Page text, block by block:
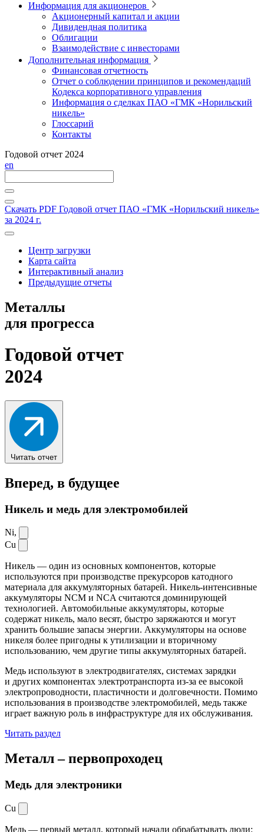
Информация для акционеров
Акционерный капитал и акции
Дивидендная политика
Облигации
Взаимодействие с инвесторами
Дополнительная информация
Финансовая отчетность
Отчет о соблюдении принципов и рекомендаций
Кодекса корпоративного управления
Информация о сделках ПАО «ГМК «Норильский
никель»
Глоссарий
Контакты
Годовой отчет 2024
en
Скачать PDF Годовой отчет ПАО «ГМК «Норильский никель»
за 2024 г.
Центр загрузки
Карта сайта
Интерактивный анализ
Предыдущие отчеты
Металлы
для прогресса
Годовой отчет
2024
Читать отчет
Вперед, в будущее
Никель и медь для электромобилей
Ni,
Cu
Никель — один из основных компонентов, которые
используются при производстве прекурсоров катодного
материала для аккумуляторных батарей. Никель-интенсивные
аккумуляторы NCM и NCA считаются доминирующей
технологией. Автомобильные аккумуляторы, которые
содержат никель, мало весят, быстро заряжаются и могут
хранить большие запасы энергии. Аккумуляторы на основе
никеля более пригодны к утилизации и вторичному
использованию, чем другие типы аккумуляторных батарей.
Медь используют в электродвигателях, системах зарядки
и других компонентах электротранспорта из-за ее высокой
электропроводности, пластичности и долговечности. Помимо
использования в производстве электромобилей, медь также
играет важную роль в инфраструктуре для их обслуживания.
Читать раздел
Металл –первопроходец
Медь для электроники
Cu
Медь — первый металл, который начали обрабатывать люди: